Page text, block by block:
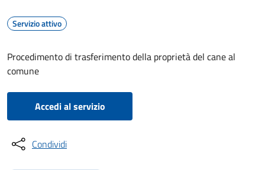
Servizio attivo
Procedimento di trasferimento della proprietà del cane al
comune
Accedi al servizio
Condividi